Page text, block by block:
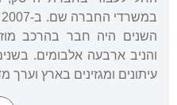
השנים היה חבר בהרכב
עיתונים ומגזינים בארץ וערך